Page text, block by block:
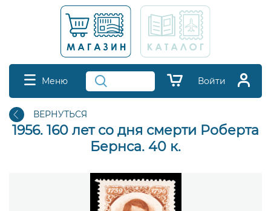
Меню Войти
ВЕРНУТЬСЯ
1956. 160 лет со дня смерти Роберта
Бернса. 40 к.